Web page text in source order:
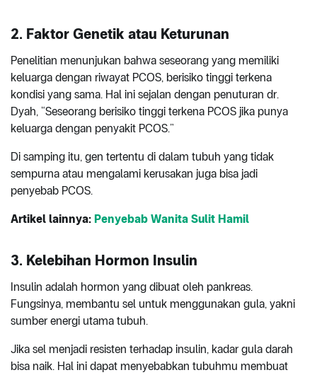
2. Faktor Genetik atau Keturunan
Penelitian menunjukan bahwa seseorang yang memiliki
keluarga dengan riwayat PCOS, berisiko tinggi terkena
kondisi yang sama. Hal ini sejalan dengan penuturan dr.
Dyah, “Seseorang berisiko tinggi terkena PCOS jika punya
keluarga dengan penyakit PCOS.”
Di samping itu, gen tertentu di dalam tubuh yang tidak
sempurna atau mengalami kerusakan juga bisa jadi
penyebab PCOS.
Artikel lainnya: Penyebab Wanita Sulit Hamil
3. Kelebihan Hormon Insulin
Insulin adalah hormon yang dibuat oleh pankreas.
Fungsinya, membantu sel untuk menggunakan gula, yakni
sumber energi utama tubuh.
Jika sel menjadi resisten terhadap insulin, kadar gula darah
bisa naik. Hal ini dapat menyebabkan tubuhmu membuat